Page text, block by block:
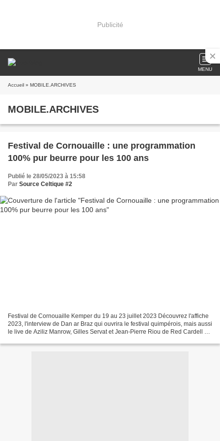
Publicité
MENU
Accueil » MOBILE.ARCHIVES
MOBILE.ARCHIVES
Festival de Cornouaille : une programmation
100% pur beurre pour les 100 ans
Publié le 28/05/2023 à 15:58
Par Source Celtique #2
Festival de Cornouaille Kemper du 19 au 23 juillet 2023 Découvrez l'affiche
2023, l'interview de Dan ar Braz qui ouvrira le festival quimpérois, mais aussi
le live de Aziliz Manrow, Gilles Servat et Jean-Pierre Riou de Red Cardell au